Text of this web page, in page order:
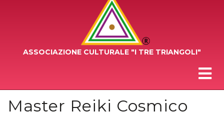
ASSOCIAZIONE CULTURALE "I TRE TRIANGOLI"
Master Reiki Cosmico